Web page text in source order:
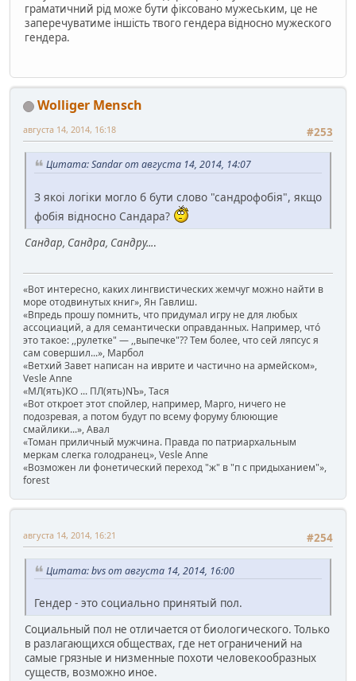
граматичний рід може бути фіксовано мужеським, це не
заперечуватиме іншість твого гендера відносно мужеского
гендера.
Wolliger Mensch
#253
августа 14, 2014, 16:18
Цитата: Sandar от августа 14, 2014, 14:07
З якоі логіки могло б бути слово "сандрофобія", якщо
фобія відносно Сандара?
Сандар, Сандра, Сандру....
«Вот интересно, каких лингвистических жемчуг можно найти в
море отодвинутых книг», Ян Гавлиш.
«Впредь прошу помнить, что придумал игру не для любых
ассоциаций, а для семантически оправданных. Например, чтó
это такое: ,,рулетке" — ,,выпечке"?? Тем более, что сей ляпсус я
сам совершил...», Марбол
«Ветхий Завет написан на иврите и частично на армейском»,
Vesle Anne
«МЛ(ять)КО ... ПЛ(ять)NЪ», Тася
«Вот откроет этот спойлер, например, Марго, ничего не
подозревая, а потом будут по всему форуму блюющие
смайлики...», Авал
«Томан приличный мужчина. Правда по патриархальным
меркам слегка голодранец», Vesle Anne
«Возможен ли фонетический переход "ж" в "п с придыханием"»,
forest
#254
августа 14, 2014, 16:21
Цитата: bvs от августа 14, 2014, 16:00
Гендер - это социально принятый пол.
Социальный пол не отличается от биологического. Только
в разлагающихся обществах, где нет ограничений на
самые грязные и низменные похоти человекообразных
существ, возможно иное.